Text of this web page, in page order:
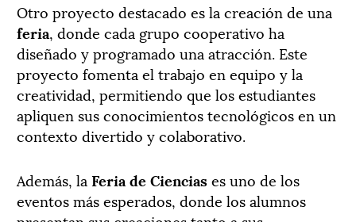
Otro proyecto destacado es la creación de una
feria, donde cada grupo cooperativo ha
diseñado y programado una atracción. Este
proyecto fomenta el trabajo en equipo y la
creatividad, permitiendo que los estudiantes
apliquen sus conocimientos tecnológicos en un
contexto divertido y colaborativo.
Además, la Feria de Cienciases uno de los
eventos más esperados, donde los alumnos